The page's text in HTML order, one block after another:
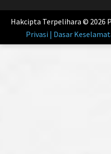
Hakcipta Terpelihara © 2026
Privasi | Dasar